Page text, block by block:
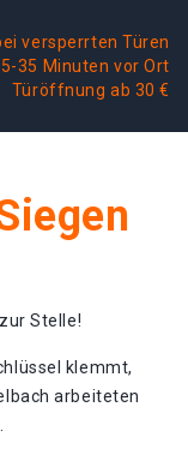
versperrten Türen
35 Minuten vor Ort
Türöffnung ab 30 €
Stelle!
klemmt,
arbeiteten